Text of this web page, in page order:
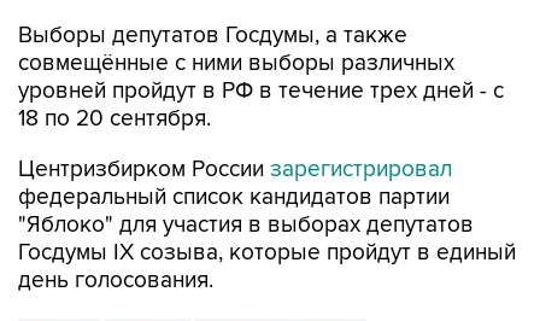
Выборы депутатов Госдумы, а также
совмещённые с ними выборы различных
уровней пройдут в РФ в течение трех дней - с
18 по 20 сентября.
Центризбирком России зарегистрировал
федеральный список кандидатов партии
"Яблоко" для участия в выборах депутатов
Госдумы IX созыва, которые пройдут в единый
день голосования.